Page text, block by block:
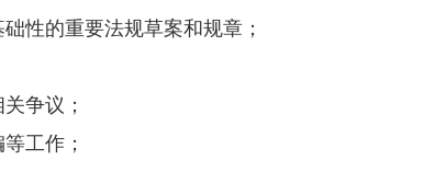
需要的事项。
”、“实施细则”等名称。规章在城乡
：
法规的规定，需要制定规章的事项；